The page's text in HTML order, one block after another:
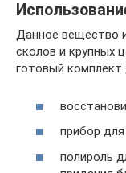
Данное вещество
сколов и крупных
готовый комплект
прибор
полироль